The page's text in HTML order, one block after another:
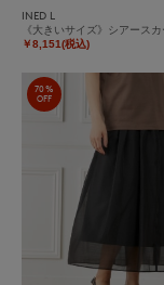
INED L
《大きいサイズ》シアースカ
￥8,151(税込)
70%
OFF